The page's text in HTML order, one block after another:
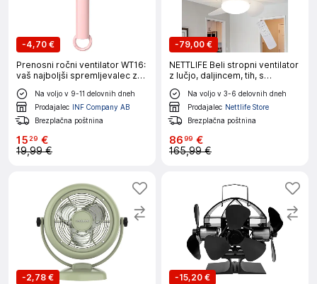
-4,70 €
Prenosni ročni ventilator WT16:
vaš najboljši spremljevalec za
hlajenje Pink
Na voljo v 9-11 delovnih dneh
Prodajalec INF Company AB
Brezplačna poštnina
15 29 €
19,99 €
-79,00 €
NETTLIFE Beli stropni ventilator
z lučjo, daljincem, tih, s
časovnikom, 6 lopatic, za
spalnicoNa voljo v 3-6 delovnih dneh
Prodajalec Nettlife Store
Brezplačna poštnina
8699 €
165,99 €
-2,78 €
-15,20 €